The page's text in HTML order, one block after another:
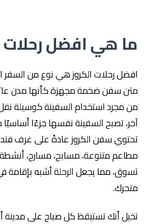
ما هي افضل رحلات
افضل رحلات الكروز هي نوع من السفر
متن سفن ضخمة مجهزة كأنها مدن
من مجرد استخدام السفينة كوسيلة
آخر، تصبح السفينة نفسها جزءًا
تحتوي سفن الكروز عادةً على غرف
مطاعم متنوعة، مسابح، مسارح، أنشطة
تسوق، مما يجعل الرحلة أشبه
متحرك.
تخيل أنك تستيقظ كل صباح على مدينة